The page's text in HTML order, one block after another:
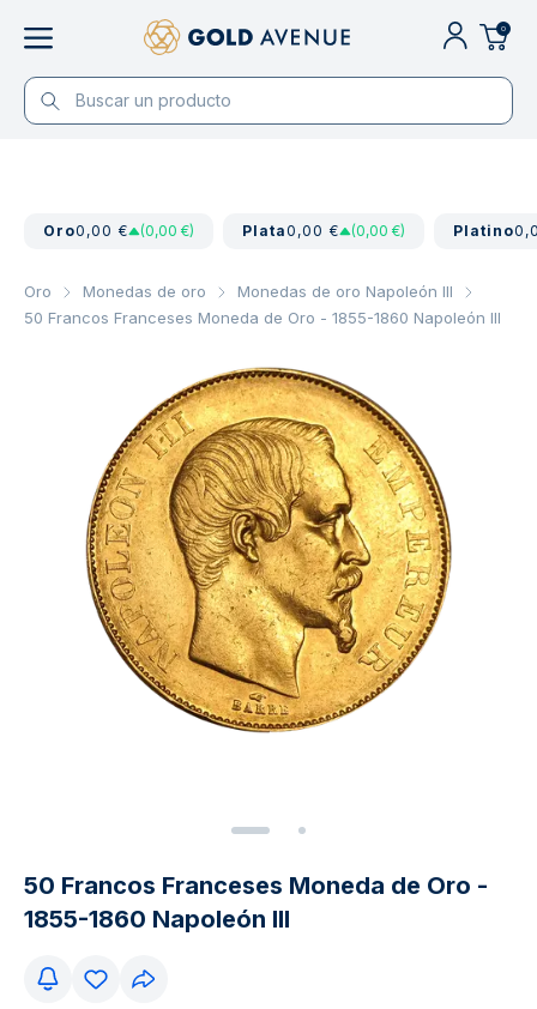
0
Oro0,00 € (0,00 €) Plata0,00 € (0,00 €) Platino
Oro Monedas de oro
Monedas de oro Napoleón III
50 Francos Franceses Moneda de Oro - 1855-1860 Napoleón III
50 Francos Franceses Moneda de Oro -
1855-1860 Napoleón III